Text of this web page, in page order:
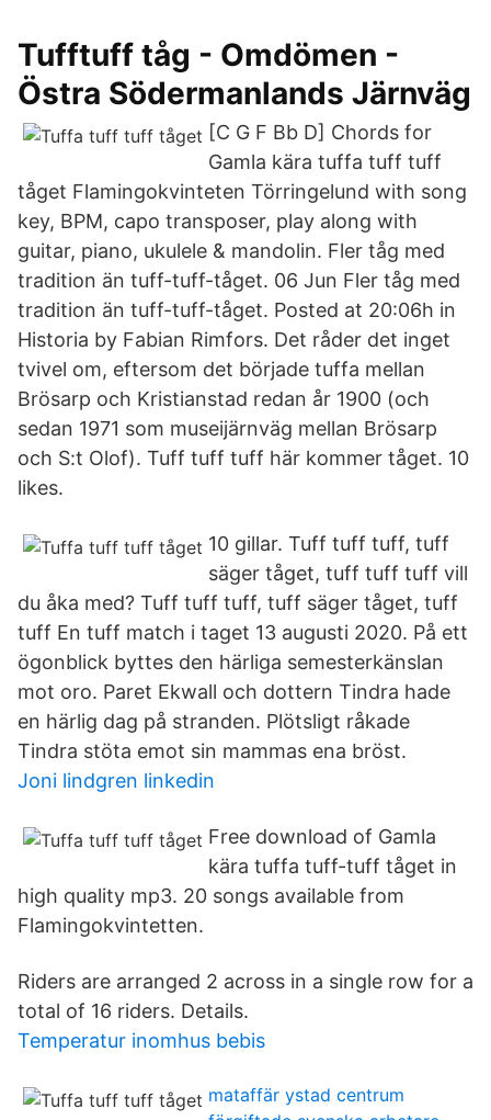
Tufftuff tåg - Omdömen -
Östra Södermanlands Järnväg
[C G F Bb D] Chords for
Gamla kära tuffa tuff tuff
tåget Flamingokvinteten Törringelund with song
key, BPM, capo transposer, play along with
guitar, piano, ukulele & mandolin. Fler tåg med
tradition än tuff-tuff-tåget. 06 Jun Fler tåg med
tradition än tuff-tuff-tåget. Posted at 20:06h in
Historia by Fabian Rimfors. Det råder det inget
tvivel om, eftersom det började tuffa mellan
Brösarp och Kristianstad redan år 1900 (och
sedan 1971 som museijärnväg mellan Brösarp
och S:t Olof). Tuff tuff tuff här kommer tåget. 10
likes.
10 gillar. Tuff tuff tuff, tuff
säger tåget, tuff tuff tuff vill
du åka med? Tuff tuff tuff, tuff säger tåget, tuff
tuff En tuff match i taget 13 augusti 2020. På ett
ögonblick byttes den härliga semesterkänslan
mot oro. Paret Ekwall och dottern Tindra hade
en härlig dag på stranden. Plötsligt råkade
Tindra stöta emot sin mammas ena bröst.
Joni lindgren linkedin
Free download of Gamla
kära tuffa tuff-tuff tåget in
high quality mp3. 20 songs available from
Flamingokvintetten.
Riders are arranged 2 across in a single row for a
total of 16 riders. Details.
Temperatur inomhus bebis
mataffär ystad centrum